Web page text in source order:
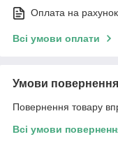
Оплата на рахунок
Всі умови оплати
Умови повернення
Повернення товару
Всі умови